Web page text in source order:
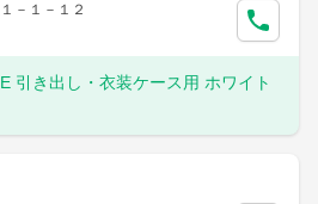
－１－１２
引き出し・衣装ケース用 ホワイト